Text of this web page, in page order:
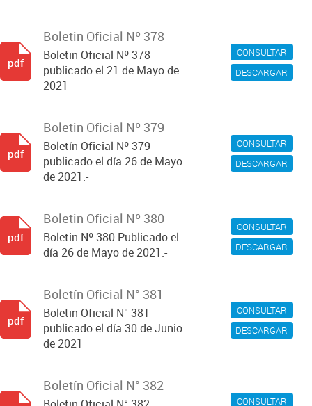
CONSULTAR
DESCARGAR
Boletin Oficial Nº 378
Boletin Oficial Nº 378-
publicado el 21 de Mayo de
2021
pdf
CONSULTAR
DESCARGAR
Boletin Oficial Nº 379
Boletín Oficial Nº 379-
publicado el día 26 de Mayo
de 2021.-
pdf
CONSULTAR
DESCARGAR
Boletin Oficial Nº 380
Boletin Nº 380-Publicado el
día 26 de Mayo de 2021.-
pdf
CONSULTAR
DESCARGAR
Boletín Oficial N° 381
Boletin Oficial N° 381-
publicado el día 30 de Junio
de 2021
pdf
CONSULTAR
Boletín Oficial N° 382